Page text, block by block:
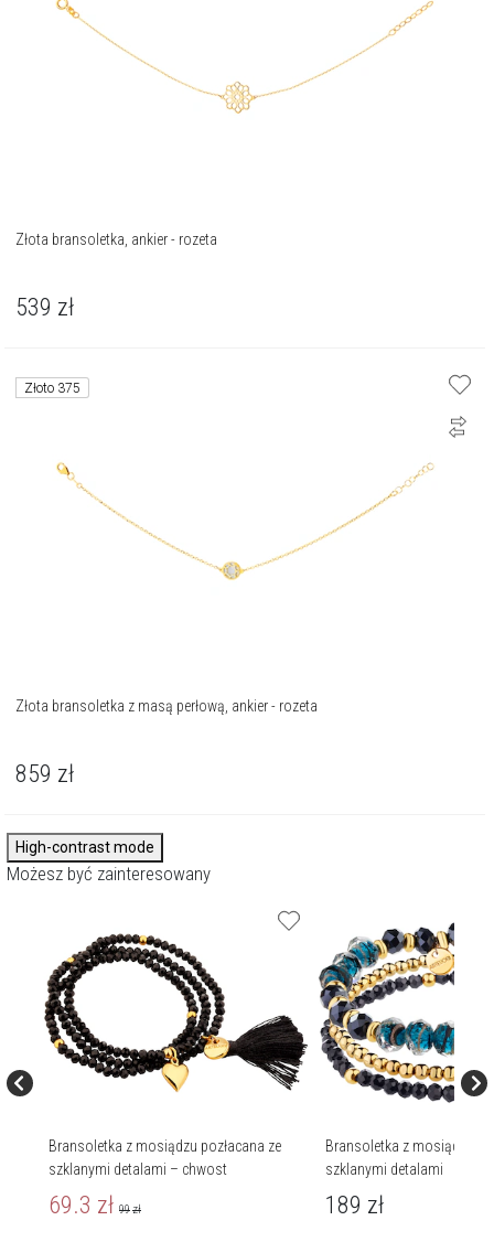
Złota bransoletka, ankier - rozeta
539 zł
Złoto 375
Złota bransoletka z masą perłową, ankier - rozeta
859 zł
High-contrast mode
Możesz być zainteresowany
Bransoletka z mosiądzu pozłacana ze
szklanymi detalami – chwost
69.3 zł 99zł
Bransoletka z mosiądzu
szklanymi detalami
189 zł